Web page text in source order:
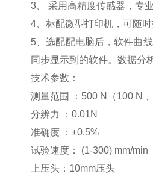
3、 采用高精度传感器，专
4、标配微型打印机，可随
5、选配配电脑后，软件曲
同步显示到的软件。数据分
技术参数：
测量范围 ：500 N（100 N
分辨力 ：0.01N
准确度 ：±0.5%
试验速度： (1-300) mm/min
上压头：10mm压头